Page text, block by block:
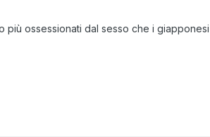
più ossessionati dal sesso che i giapponesi